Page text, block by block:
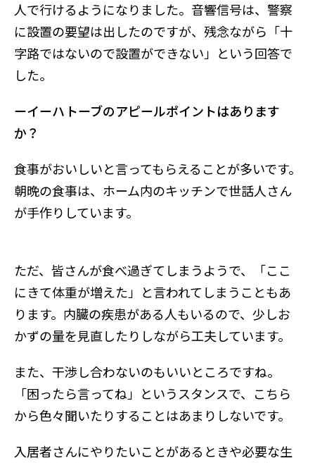
人で行けるようになりました。 音響信号は、警察
に設置の要望は出したのですが、残念ながら「十
字路ではないので設置ができない」という回答で
した。
ーイーハトーブのアピールポイントはあります
か？
食事がおいしいと言ってもらえることが多いです。
朝晩の食事は、ホーム内のキッチンで世話人さん
が手作りしています。
ただ、皆さんが食べ過ぎてしまうようで、「ここ
にきて体重が増えた」と言われてしまうこともあ
ります。内臓の疾患がある人もいるので、少しお
かずの量を見直したりしながら工夫しています。
また、干渉し合わないのもいいところですね。
「困ったら言ってね」というスタンスで、こちら
から色々聞いたりすることはあまりしないです。
入居者さんにやりたいことがあるときや必要な生